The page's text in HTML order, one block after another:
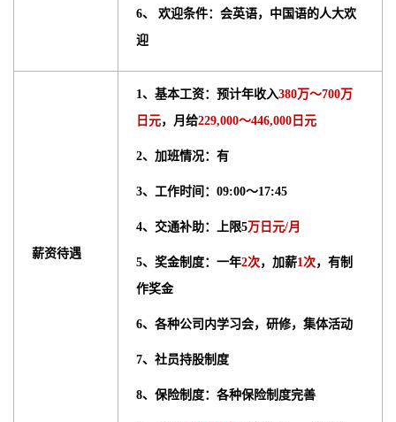
6、 欢迎条件：会英语，中国语的人大欢
迎
薪资待遇
1、基本工资：预计年收入380万〜700万
日元，月给229,000〜446,000日元
2、加班情况：有
3、工作时间：09:00〜17:45
4、交通补助：上限5万日元/月
5、奖金制度：一年2次，加薪1次，有制
作奖金
6、各种公司内学习会，研修，集体活动
7、社员持股制度
8、保险制度：各种保险制度完善